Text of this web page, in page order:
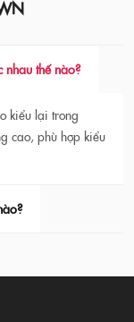
thế nào?
kiểu lại trong
cao, phù hợp kiểu